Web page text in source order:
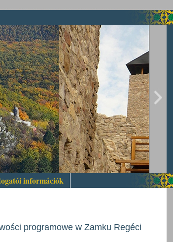
információk
programowe w Zamku Regéci